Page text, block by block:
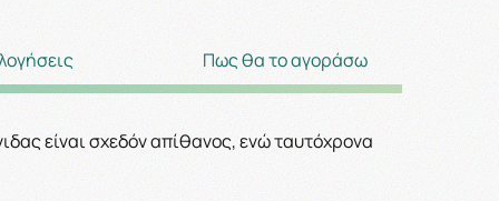
Πως θα το αγοράσω
είναι σχεδόν απίθανος, ενώ ταυτόχρονα